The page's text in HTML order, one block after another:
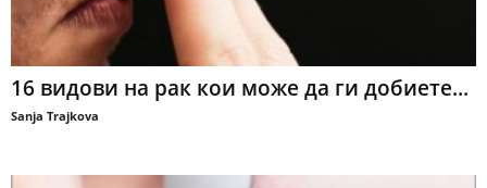
16 видови на рак кои може да ги добиете...
Sanja Trajkova